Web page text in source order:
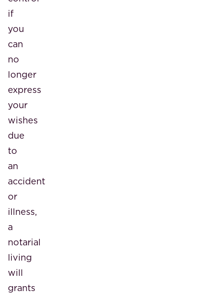
if
you
can
no
longer
express
your
wishes
due
to
an
accident
or
illness,
a
notarial
living
will
grants